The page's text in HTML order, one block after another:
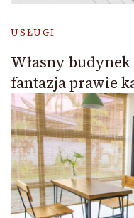
USŁUGI
Własny
fantazja prawie